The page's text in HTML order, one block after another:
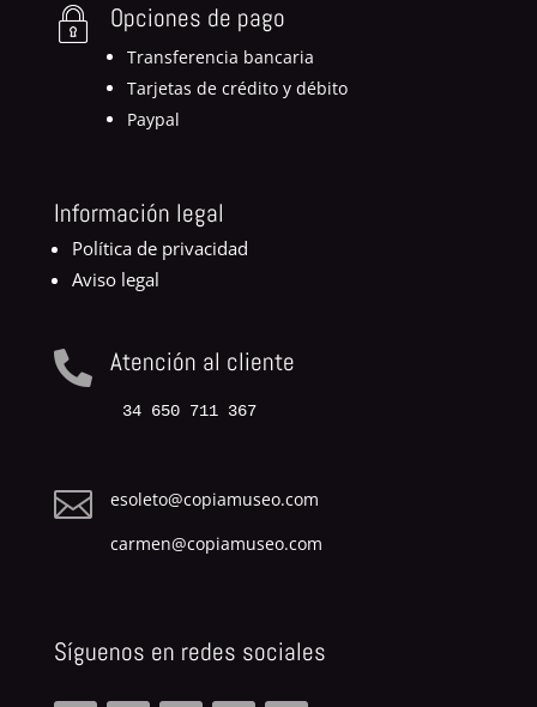
Opciones de pago
Transferencia bancaria
Tarjetas de crédito y débito
Paypal
Información legal
Política de privacidad
Aviso legal
 Atención al cliente
34 650 711 367

esoleto@copiamuseo.com
carmen@copiamuseo.com
Síguenos en redes sociales